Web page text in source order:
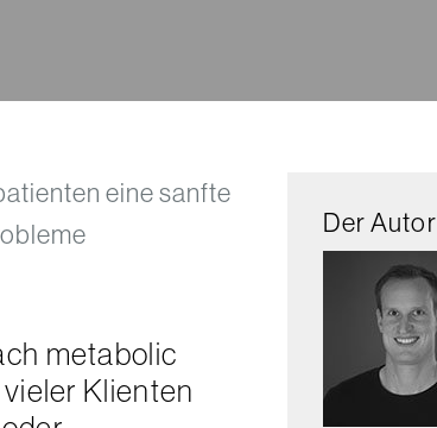
eine sanfte
metabolic
Klienten
Der Autor